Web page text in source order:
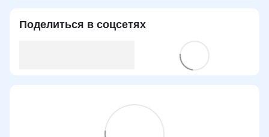
Поделиться в соцсетях